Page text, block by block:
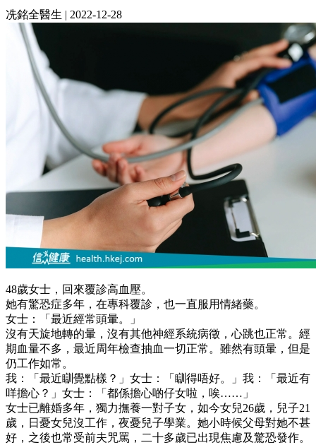
冼銘全醫生 | 2022-12-28
48歲女士，回來覆診高血壓。
她有驚恐症多年，在專科覆診，也一直服用情緒藥。
女士：「最近經常頭暈。」
沒有天旋地轉的暈，沒有其他神經系統病徵，心跳也正常。經
期血量不多，最近周年檢查抽血一切正常。雖然有頭暈，但是
仍工作如常。
我：「最近瞓覺點樣？」女士：「瞓得唔好。」我：「最近有
咩擔心？」女士：「都係擔心啲仔女啦，唉……」
女士已離婚多年，獨力撫養一對子女，如今女兒26歲，兒子21
歲，日憂女兒沒工作，夜憂兒子學業。她小時候父母對她不甚
好，之後也常受前夫咒罵，二十多歲已出現焦慮及驚恐發作。